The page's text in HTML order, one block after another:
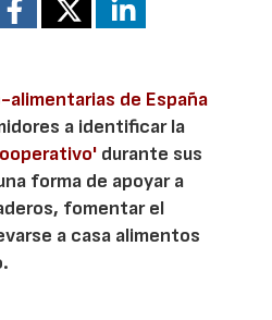
de España
a identificar la
durante sus
forma de apoyar a
fomentar el
a casa alimentos